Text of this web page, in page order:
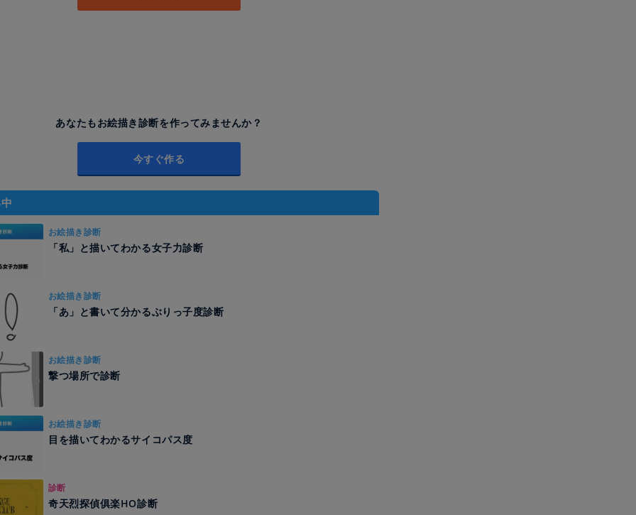
あなたもお絵描き診断を作ってみませんか？
今すぐ作る
お絵描き診断
「私」と描いてわかる女子力診断
お絵描き診断
「あ」と書いて分かるぶりっ子度診断
お絵描き診断
撃つ場所で診断
お絵描き診断
目を描いてわかるサイコパス度
診断
奇天烈探偵俱楽HO診断